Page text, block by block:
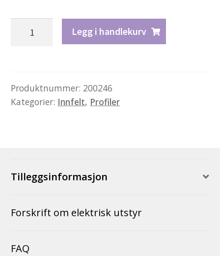
Legg i handlekurv
Produktnummer: 200246
Kategorier: Innfelt, Profiler
Tilleggsinformasjon
Forskrift om elektrisk utstyr
FAQ